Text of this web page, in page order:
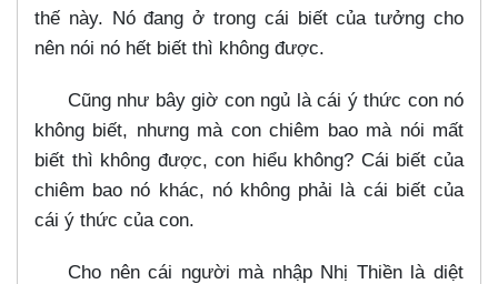
thế này. Nó đang ở trong cái biết của tưởng cho
nên nói nó hết biết thì không được.
Cũng như bây giờ con ngủ là cái ý thức con nó
không biết, nhưng mà con chiêm bao mà nói mất
biết thì không được, con hiểu không? Cái biết của
chiêm bao nó khác, nó không phải là cái biết của
cái ý thức của con.
Cho nên cái người mà nhập Nhị Thiền là diệt